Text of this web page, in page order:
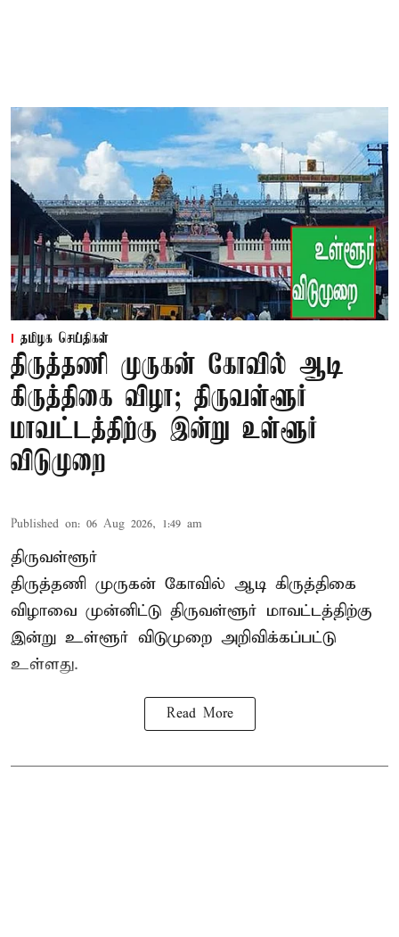
தமிழக செய்திகள்
திருத்தணி முருகன் கோவில் ஆடி
கிருத்திகை விழா; திருவள்ளூர்
மாவட்டத்திற்கு இன்று உள்ளூர்
விடுமுறை
Published on: 06 Aug 2026, 1:49 am
திருவள்ளூர்
திருத்தணி முருகன் கோவில் ஆடி கிருத்திகை
விழாவை முன்னிட்டு திருவள்ளூர் மாவட்டத்திற்கு
இன்று உள்ளூர் விடுமுறை அறிவிக்கப்பட்டு
உள்ளது.
Read More